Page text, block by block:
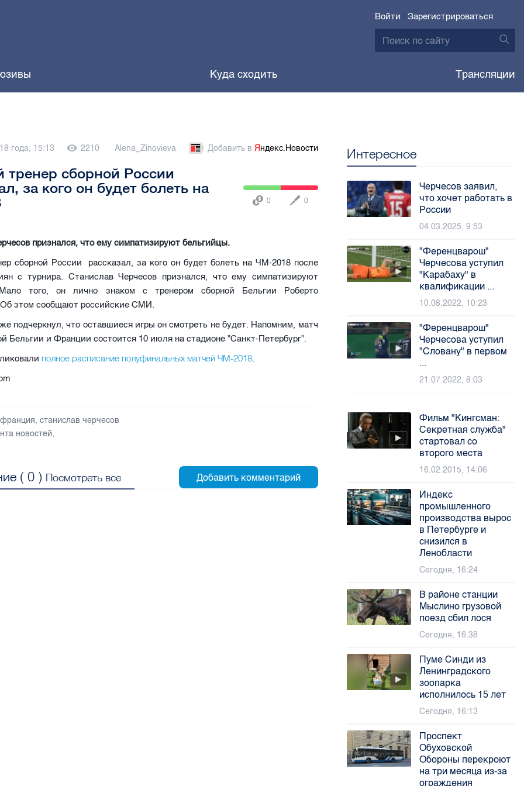
Войти | Зарегистрироваться
Куда сходить Трансляции
года, 15:13 2210 Alena_Zinovieva Добавить в Яндекс.Новости
тренер сборной России
за кого он будет болеть на
0 0
признался, что ему симпатизируют бельгийцы.
сборной России рассказал, за кого он будет болеть на ЧМ-2018 после
с турнира. Станислав Черчесов признался, что ему симпатизируют
того, он лично знаком с тренером сборной Бельгии Роберто
этом сообщают российские СМИ.
подчеркнул, что оставшиеся игры он смотреть не будет. Напомним, матч
Бельгии и Франции состоится 10 июля на стадионе "Санкт-Петербург".
полное расписание полуфинальных матчей ЧМ-2018.
,станислав черчесов
новостей,
(0 ) Посмотреть все
Интересное
Черчесов заявил,
что хочет работать в
России
04.03.2025, 9:53
"Ференцварош"
Черчесова уступил
"Карабаху" в
квалификации ...
10.08.2022, 10:23
"Ференцварош"
Черчесова уступил
"Словану" в первом
...
21.07.2022, 8:03
Фильм "Кингсман:
Секретная служба"
стартовал со
второго места
16.02.2015, 14:06
Индекс
промышленного
производства вырос
в Петербурге и
снизился в
Ленобласти
Сегодня, 16:24
В районе станции
Мыслино грузовой
поезд сбил лося
Сегодня, 16:38
Пуме Синди из
Ленинградского
зоопарка
исполнилось 15 лет
Сегодня, 16:13
Проспект
Обуховской
Обороны перекроют
на три месяца из-за
ограждения